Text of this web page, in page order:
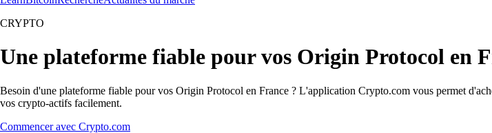
CRYPTO
Une plateforme fiable pour vos Origin Protocol en
Besoin d'une plateforme fiable pour vos Origin Protocol en France ? L'application Crypto.com vous permet
vos crypto-actifs facilement.
Commencer avec Crypto.com